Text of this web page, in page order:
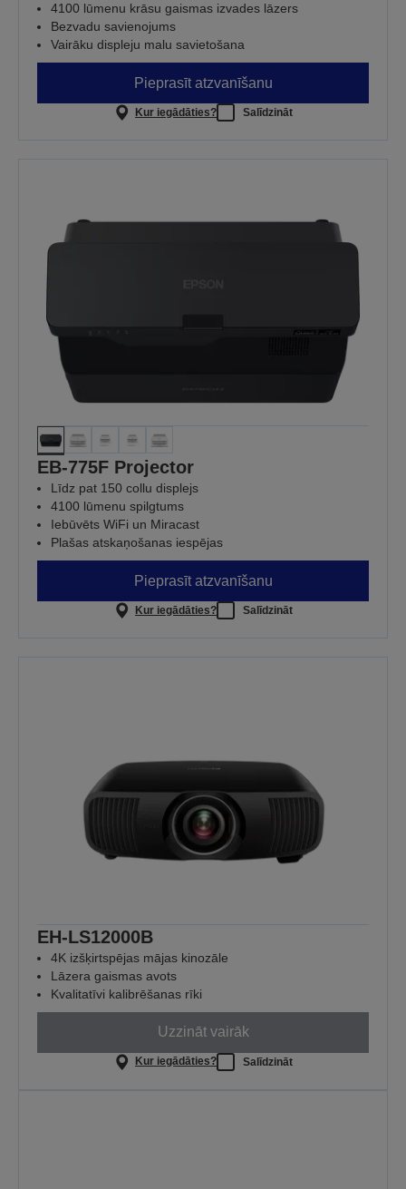
4100 lūmenu krāsu gaismas izvades lāzers
Bezvadu savienojums
Vairāku displeju malu savietošana
Pieprasīt atzvanīšanu
Kur iegādāties? Salīdzināt
EB-775F Projector
Līdz pat 150 collu displejs
4100 lūmenu spilgtums
Iebūvēts WiFi un Miracast
Plašas atskaņošanas iespējas
Pieprasīt atzvanīšanu
Kur iegādāties? Salīdzināt
EH-LS12000B
4K izšķirtspējas mājas kinozāle
Lāzera gaismas avots
Kvalitatīvi kalibrēšanas rīki
Uzzināt vairāk
Kur iegādāties? Salīdzināt